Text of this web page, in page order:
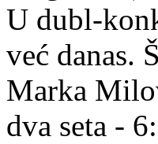
U dubl-
već danas.
Marka
dva seta -